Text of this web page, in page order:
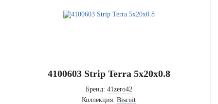
4100603 Strip Terra 5x20x0.8
Бренд: 41zero42
Коллекция: Biscuit